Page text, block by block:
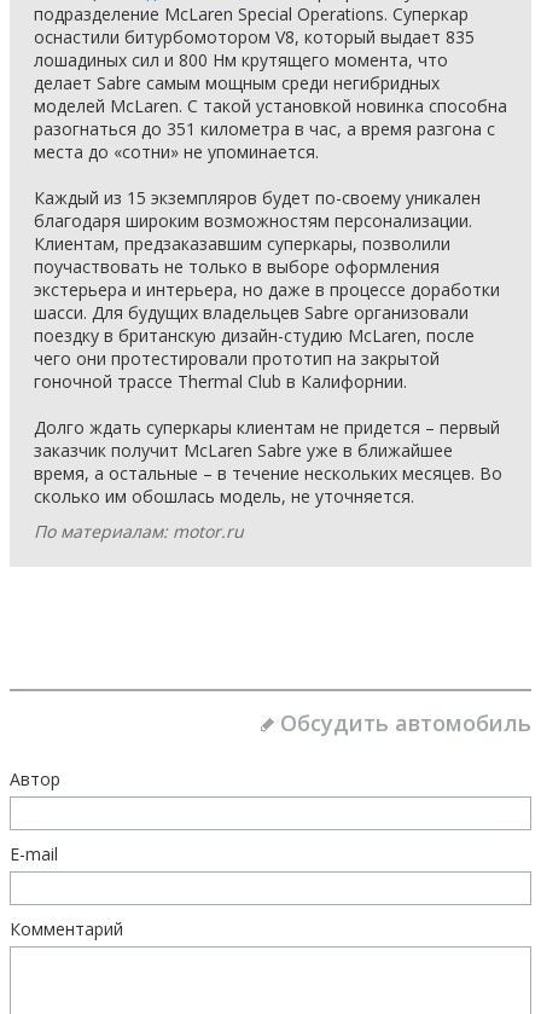
подразделение McLaren Special Operations. Суперкар
оснастили битурбомотором V8, который выдает 835
лошадиных сил и 800 Нм крутящего момента, что
делает Sabre самым мощным среди негибридных
моделей McLaren. С такой установкой новинка способна
разогнаться до 351 километра в час, а время разгона с
места до «сотни» не упоминается.
Каждый из 15 экземпляров будет по-своему уникален
благодаря широким возможностям персонализации.
Клиентам, предзаказавшим суперкары, позволили
поучаствовать не только в выборе оформления
экстерьера и интерьера, но даже в процессе доработки
шасси. Для будущих владельцев Sabre организовали
поездку в британскую дизайн-студию McLaren, после
чего они протестировали прототип на закрытой
гоночной трассе Thermal Club в Калифорнии.
Долго ждать суперкары клиентам не придется – первый
заказчик получит McLaren Sabre уже в ближайшее
время, а остальные – в течение нескольких месяцев. Во
сколько им обошлась модель, не уточняется.
По материалам: motor.ru
Обсудить автомобиль
Автор
E-mail
Комментарий